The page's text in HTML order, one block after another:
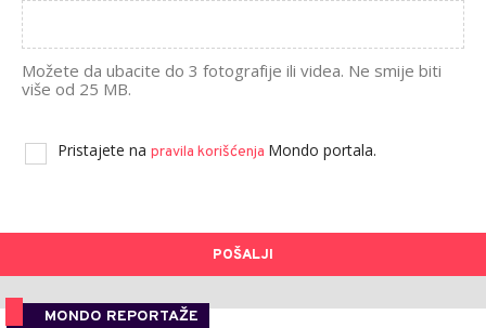
Možete da ubacite do 3 fotografije ili videa. Ne smije biti
više od 25 MB.
Pristajete na pravila korišćenja Mondo portala.
POŠALJI
MONDO REPORTAŽE